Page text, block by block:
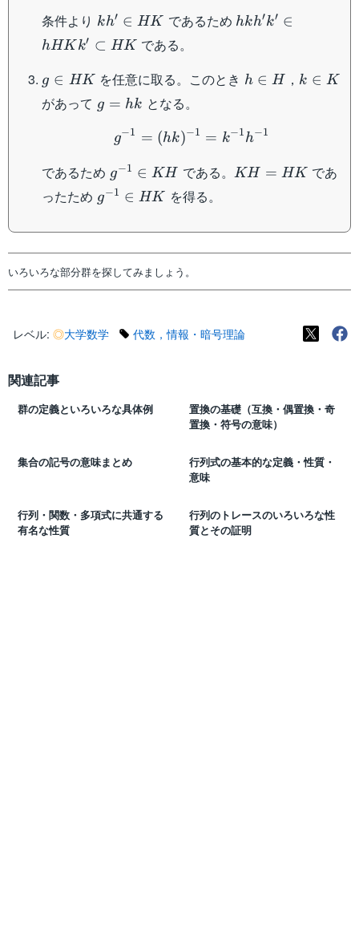
条件より kh'
\in
HK
kh′ ∈ HK であるため hkh'k'
\subset
hkh′k′ ∈
hHK k′ ⊂ HK である。
g
\in
HK
g ∈ HK を任意に取る。このとき h
h ∈ H ， k
k ∈ K
があって g
g = hk となる。
g^{-1} = (hk)^{-1} =
g−1 = (hk)−1 = k−1h−1
であるため g^{-1}
\in
KH
g−1 ∈ KH である。
KH
KH = HK であ
ったため g^{-1}
HK
g−1 ∈ HK を得る。
いろいろな部分群を探してみましょう。
レベル: ◎大学数学 代数，情報・暗号理論
関連記事
群の定義といろいろな具体例
置換の基礎（互換・偶置換・奇
置換・符号の意味）
集合の記号の意味まとめ
行列式の基本的な定義・性質・
意味
行列・関数・多項式に共通する
有名な性質
行列のトレースのいろいろな性
質とその証明